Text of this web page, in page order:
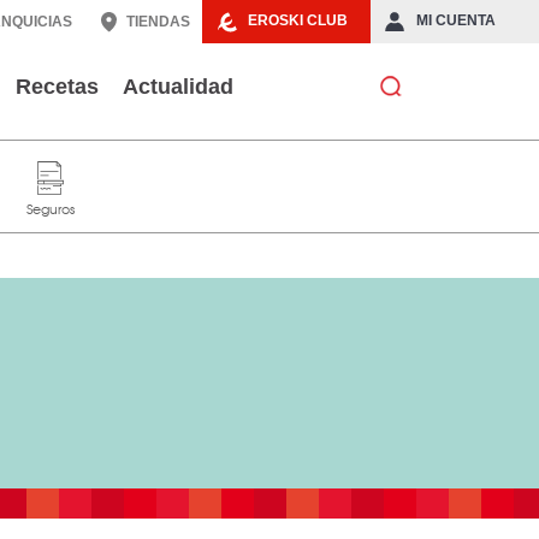
EROSKI CLUB MI CUENTA
TIENDAS
Recetas Actualidad